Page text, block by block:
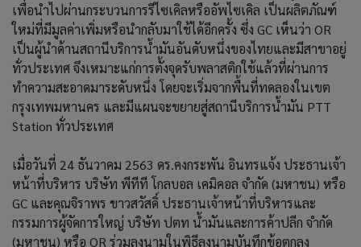
เพื่อนำไปผ่านกระบวนการรีไซเคิลหรืออัพไซเคิล เป็นผลิตภัณฑ์
ใหม่ที่มีมูลค่าเพิ่มหรือนำกลับมาใช้ได้อีกครั้ง ซึ่ง GC เห็นว่า OR
เป็นผู้นำด้านสถานีบริการน้ำมันอันดับหนึ่งของไทยและมีสาขาอยู่
ทั่วประเทศ จึงเหมาะแก่การตั้งจุดรับพลาสติกใช้แล้วที่ผ่านการ
ทำความสะอาดมาระดับหนึ่ง โดยจะเริ่มจากพื้นที่ทดลองในเขต
กรุงเทพมหานคร และมีแผนจะขยายสู่สถานีบริการน้ำมัน PTT
Station ทั่วประเทศ
เมื่อวันที่ 24 ธันวาคม 2563 ดร.คงกระพัน อินทรแจ้ง ประธานเจ้า
หน้าที่บริหาร บริษัท พีทีที โกลบอล เคมิคอล จำกัด (มหาชน) หรือ
GC และคุณจิราพร ขาวสวัสดิ์ ประธานเจ้าหน้าที่บริหารและ
กรรมการผู้จัดการใหญ่ บริษัท ปตท น้ํามันและการค้าปลีก จํากัด
(มหาชน) หรือ OR ร่วมลงนามในพิธีลงนามบันทึกข้อตกลง